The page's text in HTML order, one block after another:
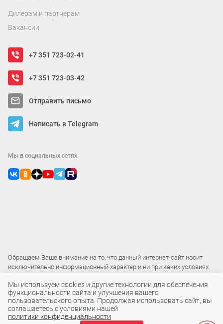
Дилерам и партнерам
Вакансии
+7 351 723-02-41
+7 351 723-03-42
Отправить письмо
Написать в Telegram
Мы в социальных сетях
Обращаем Ваше внимание на то, что данный интернет-сайт носит
исключительно информационный характер и ни при каких условиях
2015 – 2026 © ООО «Локос»
Мы используем cookies и другие технологии для обеспечения
функциональности сайта и улучшения вашего
пользовательского опыта. Продолжая использовать сайт, вы
соглашаетесь с условиями нашей
политики конфиденциальности